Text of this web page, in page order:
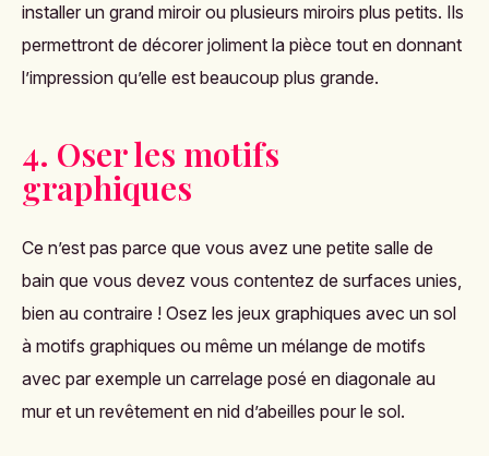
installer un grand miroir ou plusieurs miroirs plus petits. Ils
permettront de décorer joliment la pièce tout en donnant
l’impression qu’elle est beaucoup plus grande.
4. Oser les motifs
graphiques
Ce n’est pas parce que vous avez une petite salle de
bain que vous devez vous contentez de surfaces unies,
bien au contraire ! Osez les jeux graphiques avec un sol
à motifs graphiques ou même un mélange de motifs
avec par exemple un carrelage posé en diagonale au
mur et un revêtement en nid d’abeilles pour le sol.